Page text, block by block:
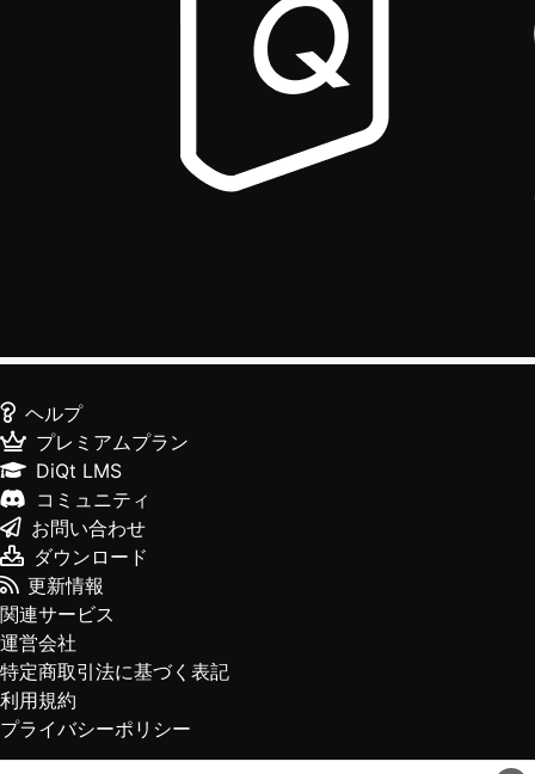
ヘルプ
プレミアムプラン
DiQt LMS
コミュニティ
お問い合わせ
ダウンロード
更新情報
関連サービス
運営会社
特定商取引法に基づく表記
利用規約
プライバシーポリシー